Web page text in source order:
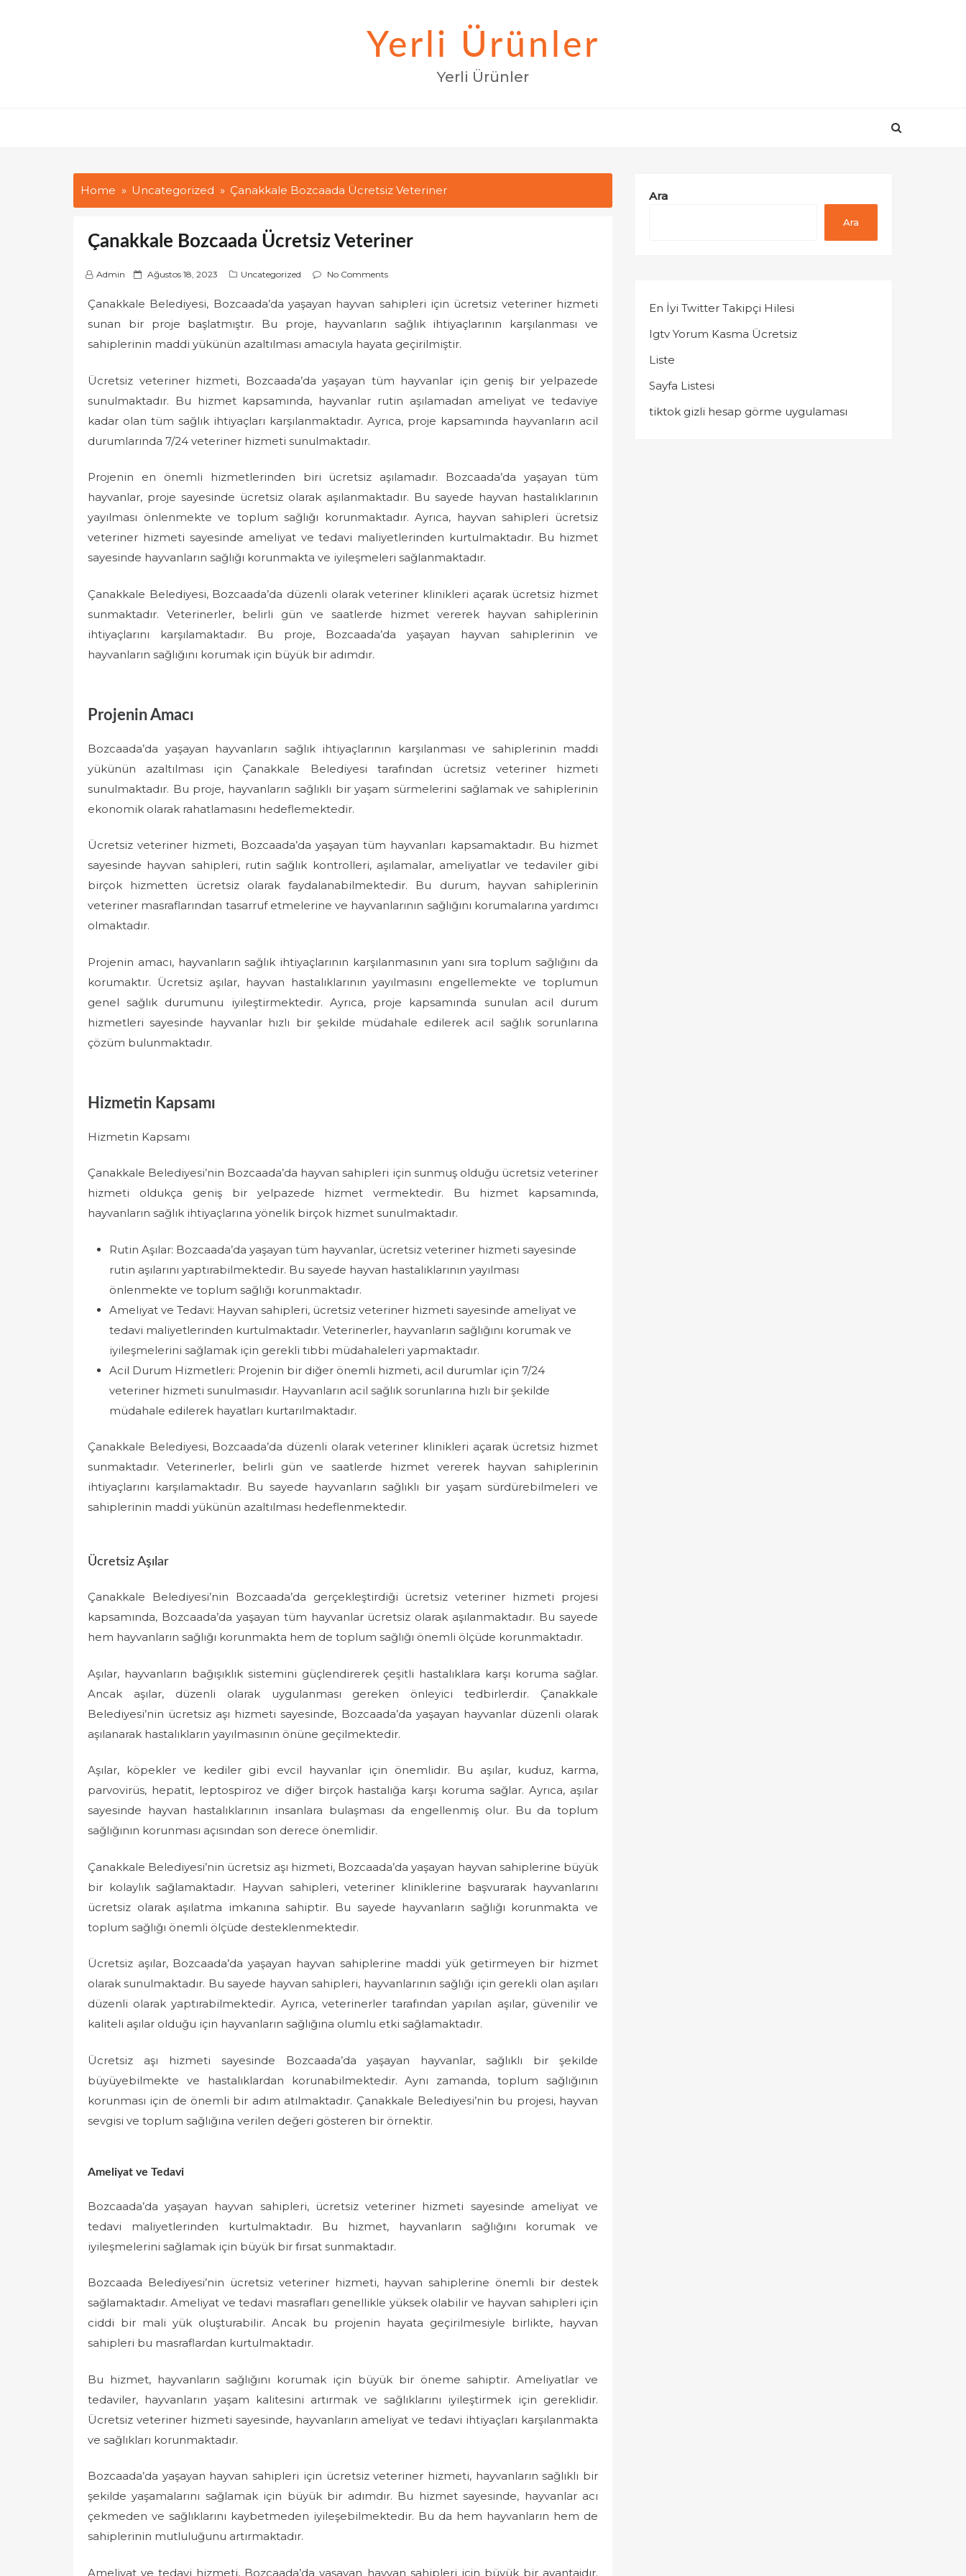
Yerli Ürünler
Yerli Ürünler
Home Uncategorized Çanakkale Bozcaada Ücretsiz Veteriner
Çanakkale Bozcaada Ücretsiz Veteriner
Admin
P
s
t
n
Ağustos 18, 2023 Uncategorized No Comments
Çanakkale Belediyesi, Bozcaada’da yaşayan hayvan sahipleri için ücretsiz veteriner hizmeti
sunan bir proje başlatmıştır. Bu proje, hayvanların sağlık ihtiyaçlarının karşılanması ve
sahiplerinin maddi yükünün azaltılması amacıyla hayata geçirilmiştir.
Ücretsiz veteriner hizmeti, Bozcaada’da yaşayan tüm hayvanlar için geniş bir yelpazede
sunulmaktadır. Bu hizmet kapsamında, hayvanlar rutin aşılamadan ameliyat ve tedaviye
kadar olan tüm sağlık ihtiyaçları karşılanmaktadır. Ayrıca, proje kapsamında hayvanların acil
durumlarında 7/24 veteriner hizmeti sunulmaktadır.
Projenin en önemli hizmetlerinden biri ücretsiz aşılamadır. Bozcaada’da yaşayan tüm
hayvanlar, proje sayesinde ücretsiz olarak aşılanmaktadır. Bu sayede hayvan hastalıklarının
yayılması önlenmekte ve toplum sağlığı korunmaktadır. Ayrıca, hayvan sahipleri ücretsiz
veteriner hizmeti sayesinde ameliyat ve tedavi maliyetlerinden kurtulmaktadır. Bu hizmet
sayesinde hayvanların sağlığı korunmakta ve iyileşmeleri sağlanmaktadır.
Çanakkale Belediyesi, Bozcaada’da düzenli olarak veteriner klinikleri açarak ücretsiz hizmet
sunmaktadır. Veterinerler, belirli gün ve saatlerde hizmet vererek hayvan sahiplerinin
ihtiyaçlarını karşılamaktadır. Bu proje, Bozcaada’da yaşayan hayvan sahiplerinin ve
hayvanların sağlığını korumak için büyük bir adımdır.
Projenin Amacı
Bozcaada’da yaşayan hayvanların sağlık ihtiyaçlarının karşılanması ve sahiplerinin maddi
yükünün azaltılması için Çanakkale Belediyesi tarafından ücretsiz veteriner hizmeti
sunulmaktadır. Bu proje, hayvanların sağlıklı bir yaşam sürmelerini sağlamak ve sahiplerinin
ekonomik olarak rahatlamasını hedeflemektedir.
Ücretsiz veteriner hizmeti, Bozcaada’da yaşayan tüm hayvanları kapsamaktadır. Bu hizmet
sayesinde hayvan sahipleri, rutin sağlık kontrolleri, aşılamalar, ameliyatlar ve tedaviler gibi
birçok hizmetten ücretsiz olarak faydalanabilmektedir. Bu durum, hayvan sahiplerinin
veteriner masraflarından tasarruf etmelerine ve hayvanlarının sağlığını korumalarına yardımcı
olmaktadır.
Projenin amacı, hayvanların sağlık ihtiyaçlarının karşılanmasının yanı sıra toplum sağlığını da
korumaktır. Ücretsiz aşılar, hayvan hastalıklarının yayılmasını engellemekte ve toplumun
genel sağlık durumunu iyileştirmektedir. Ayrıca, proje kapsamında sunulan acil durum
hizmetleri sayesinde hayvanlar hızlı bir şekilde müdahale edilerek acil sağlık sorunlarına
çözüm bulunmaktadır.
Hizmetin Kapsamı
Hizmetin Kapsamı
Çanakkale Belediyesi’nin Bozcaada’da hayvan sahipleri için sunmuş olduğu ücretsiz veteriner
hizmeti oldukça geniş bir yelpazede hizmet vermektedir. Bu hizmet kapsamında,
hayvanların sağlık ihtiyaçlarına yönelik birçok hizmet sunulmaktadır.
Rutin Aşılar: Bozcaada’da yaşayan tüm hayvanlar, ücretsiz veteriner hizmeti sayesinde
rutin aşılarını yaptırabilmektedir. Bu sayede hayvan hastalıklarının yayılması
önlenmekte ve toplum sağlığı korunmaktadır.
Ameliyat ve Tedavi: Hayvan sahipleri, ücretsiz veteriner hizmeti sayesinde ameliyat ve
tedavi maliyetlerinden kurtulmaktadır. Veterinerler, hayvanların sağlığını korumak ve
iyileşmelerini sağlamak için gerekli tıbbi müdahaleleri yapmaktadır.
Acil Durum Hizmetleri: Projenin bir diğer önemli hizmeti, acil durumlar için 7/24
veteriner hizmeti sunulmasıdır. Hayvanların acil sağlık sorunlarına hızlı bir şekilde
müdahale edilerek hayatları kurtarılmaktadır.
Çanakkale Belediyesi, Bozcaada’da düzenli olarak veteriner klinikleri açarak ücretsiz hizmet
sunmaktadır. Veterinerler, belirli gün ve saatlerde hizmet vererek hayvan sahiplerinin
ihtiyaçlarını karşılamaktadır. Bu sayede hayvanların sağlıklı bir yaşam sürdürebilmeleri ve
sahiplerinin maddi yükünün azaltılması hedeflenmektedir.
Ücretsiz Aşılar
Çanakkale Belediyesi’nin Bozcaada’da gerçekleştirdiği ücretsiz veteriner hizmeti projesi
kapsamında, Bozcaada’da yaşayan tüm hayvanlar ücretsiz olarak aşılanmaktadır. Bu sayede
hem hayvanların sağlığı korunmakta hem de toplum sağlığı önemli ölçüde korunmaktadır.
Aşılar, hayvanların bağışıklık sistemini güçlendirerek çeşitli hastalıklara karşı koruma sağlar.
Ancak aşılar, düzenli olarak uygulanması gereken önleyici tedbirlerdir. Çanakkale
Belediyesi’nin ücretsiz aşı hizmeti sayesinde, Bozcaada’da yaşayan hayvanlar düzenli olarak
aşılanarak hastalıkların yayılmasının önüne geçilmektedir.
Aşılar, köpekler ve kediler gibi evcil hayvanlar için önemlidir. Bu aşılar, kuduz, karma,
parvovirüs, hepatit, leptospiroz ve diğer birçok hastalığa karşı koruma sağlar. Ayrıca, aşılar
sayesinde hayvan hastalıklarının insanlara bulaşması da engellenmiş olur. Bu da toplum
sağlığının korunması açısından son derece önemlidir.
Çanakkale Belediyesi’nin ücretsiz aşı hizmeti, Bozcaada’da yaşayan hayvan sahiplerine büyük
bir kolaylık sağlamaktadır. Hayvan sahipleri, veteriner kliniklerine başvurarak hayvanlarını
ücretsiz olarak aşılatma imkanına sahiptir. Bu sayede hayvanların sağlığı korunmakta ve
toplum sağlığı önemli ölçüde desteklenmektedir.
Ücretsiz aşılar, Bozcaada’da yaşayan hayvan sahiplerine maddi yük getirmeyen bir hizmet
olarak sunulmaktadır. Bu sayede hayvan sahipleri, hayvanlarının sağlığı için gerekli olan aşıları
düzenli olarak yaptırabilmektedir. Ayrıca, veterinerler tarafından yapılan aşılar, güvenilir ve
kaliteli aşılar olduğu için hayvanların sağlığına olumlu etki sağlamaktadır.
Ücretsiz aşı hizmeti sayesinde Bozcaada’da yaşayan hayvanlar, sağlıklı bir şekilde
büyüyebilmekte ve hastalıklardan korunabilmektedir. Aynı zamanda, toplum sağlığının
korunması için de önemli bir adım atılmaktadır. Çanakkale Belediyesi’nin bu projesi, hayvan
sevgisi ve toplum sağlığına verilen değeri gösteren bir örnektir.
Ameliyat ve Tedavi
Bozcaada’da yaşayan hayvan sahipleri, ücretsiz veteriner hizmeti sayesinde ameliyat ve
tedavi maliyetlerinden kurtulmaktadır. Bu hizmet, hayvanların sağlığını korumak ve
iyileşmelerini sağlamak için büyük bir fırsat sunmaktadır.
Bozcaada Belediyesi’nin ücretsiz veteriner hizmeti, hayvan sahiplerine önemli bir destek
sağlamaktadır. Ameliyat ve tedavi masrafları genellikle yüksek olabilir ve hayvan sahipleri için
ciddi bir mali yük oluşturabilir. Ancak bu projenin hayata geçirilmesiyle birlikte, hayvan
sahipleri bu masraflardan kurtulmaktadır.
Bu hizmet, hayvanların sağlığını korumak için büyük bir öneme sahiptir. Ameliyatlar ve
tedaviler, hayvanların yaşam kalitesini artırmak ve sağlıklarını iyileştirmek için gereklidir.
Ücretsiz veteriner hizmeti sayesinde, hayvanların ameliyat ve tedavi ihtiyaçları karşılanmakta
ve sağlıkları korunmaktadır.
Bozcaada’da yaşayan hayvan sahipleri için ücretsiz veteriner hizmeti, hayvanların sağlıklı bir
şekilde yaşamalarını sağlamak için büyük bir adımdır. Bu hizmet sayesinde, hayvanlar acı
çekmeden ve sağlıklarını kaybetmeden iyileşebilmektedir. Bu da hem hayvanların hem de
sahiplerinin mutluluğunu artırmaktadır.
Ameliyat ve tedavi hizmeti, Bozcaada’da yaşayan hayvan sahipleri için büyük bir avantajdır.
Ara
Ara
En İyi Twitter Takipçi Hilesi
Igtv Yorum Kasma Ücretsiz
Liste
Sayfa Listesi
tiktok gizli hesap görme uygulaması